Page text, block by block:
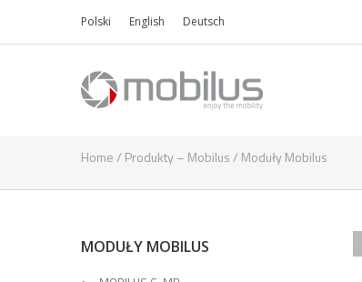
Polski English Deutsch
Home/ Produkty – Mobilus/ Moduły Mobilus
MODUŁY MOBILUS